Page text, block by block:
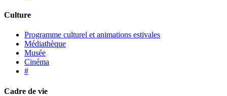
Culture
Programme culturel et animations estivales
Médiathèque
Musée
Cinéma
#
Cadre de vie